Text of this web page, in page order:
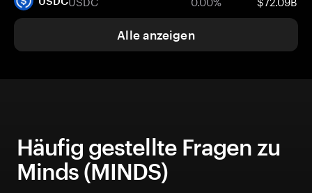
Alle anzeigen
Häufig gestellte Fragen zu
Minds (MINDS)